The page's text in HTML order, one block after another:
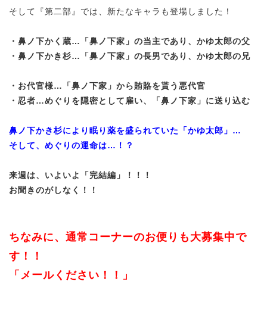
そして『第二部』では、新たなキャラも登場しました！
・鼻ノ下かく蔵…「鼻ノ下家」の当主であり、かゆ太郎の父
・ 鼻ノ下かき杉…「鼻ノ下家」の長男であり、かゆ太郎の兄
・お代官様…
「鼻ノ下家」から賄賂を貰う悪代官
・忍者…めぐりを隠密として雇い、
「鼻ノ下家」に送り込む
鼻ノ下かき杉により眠り薬を盛られていた「かゆ太郎」…
そして、めぐりの運命は…！？
来週は、いよいよ「完結編」！！！
お聞きのがしなく！！
ちなみに、通常コーナーのお便りも大募集中で
す！！
「メールください！！」